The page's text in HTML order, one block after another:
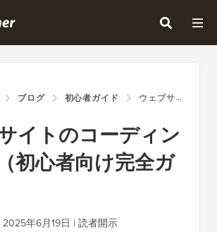
ブログ 初心者ガイド ウェブサイトのコーディング方法（初心者向け完全ガイド）
イトのコーディン
初心者向け完全ガ
2025年6月19日 | 読者開示